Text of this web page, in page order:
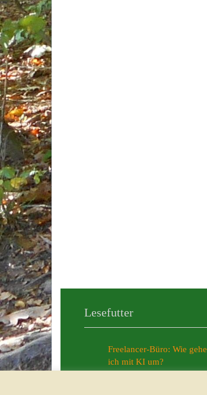
Lesefutter
Freelancer-Büro: Wie gehe
ich mit KI um?